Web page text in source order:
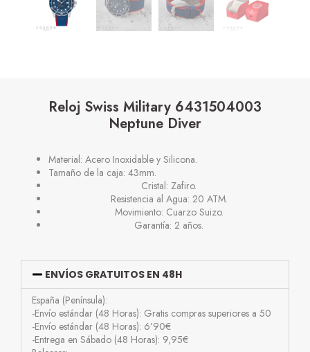
Reloj Swiss Military 6431504003
Neptune Diver
Material: Acero Inoxidable y Silicona.
Tamaño de la caja: 43mm.
Cristal: Zafiro.
Resistencia al Agua: 20 ATM.
Movimiento: Cuarzo Suizo.
Garantía: 2 años.
ENVÍOS GRATUITOS EN 48H
España (Península):
-Envío estándar (48 Horas): Gratis compras superiores a 50
-Envío estándar (48 Horas): 6’90€
-Entrega en Sábado (48 Horas): 9,95€